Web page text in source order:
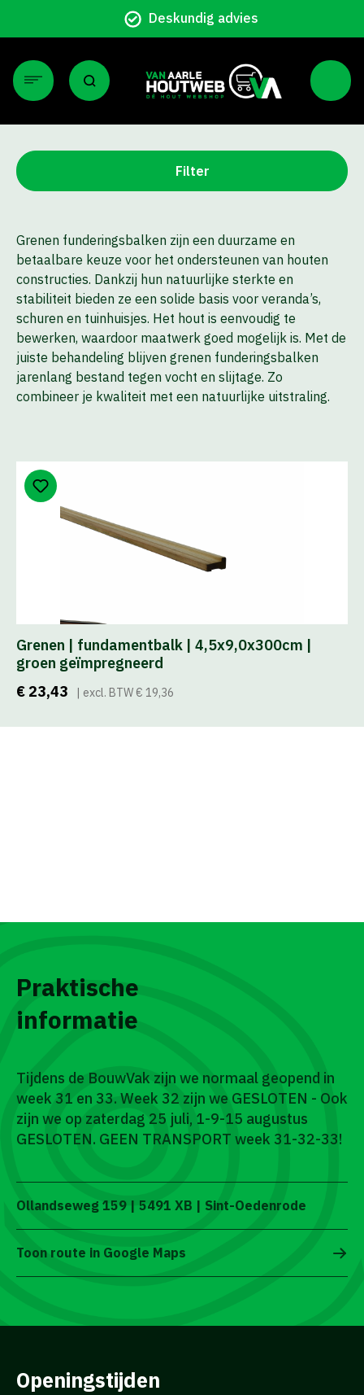
Deskundig advies
Filter
Grenen funderingsbalken zijn een duurzame en
betaalbare keuze voor het ondersteunen van houten
constructies. Dankzij hun natuurlijke sterkte en
stabiliteit bieden ze een solide basis voor veranda’s,
schuren en tuinhuisjes. Het hout is eenvoudig te
bewerken, waardoor maatwerk goed mogelijk is. Met de
juiste behandeling blijven grenen funderingsbalken
jarenlang bestand tegen vocht en slijtage. Zo
combineer je kwaliteit met een natuurlijke uitstraling.
Grenen | fundamentbalk | 4,5x9,0x300cm |
groen geïmpregneerd
€ 23,43
| excl. BTW € 19,36
Praktische
informatie
Tijdens de BouwVak zijn we normaal geopend in
week 31 en 33. Week 32 zijn we GESLOTEN - Ook
zijn we op zaterdag 25 juli, 1-9-15 augustus
GESLOTEN. GEEN TRANSPORT week 31-32-33!
Ollandseweg 159 | 5491 XB | Sint-Oedenrode
Toon route in Google Maps
Openingstijden